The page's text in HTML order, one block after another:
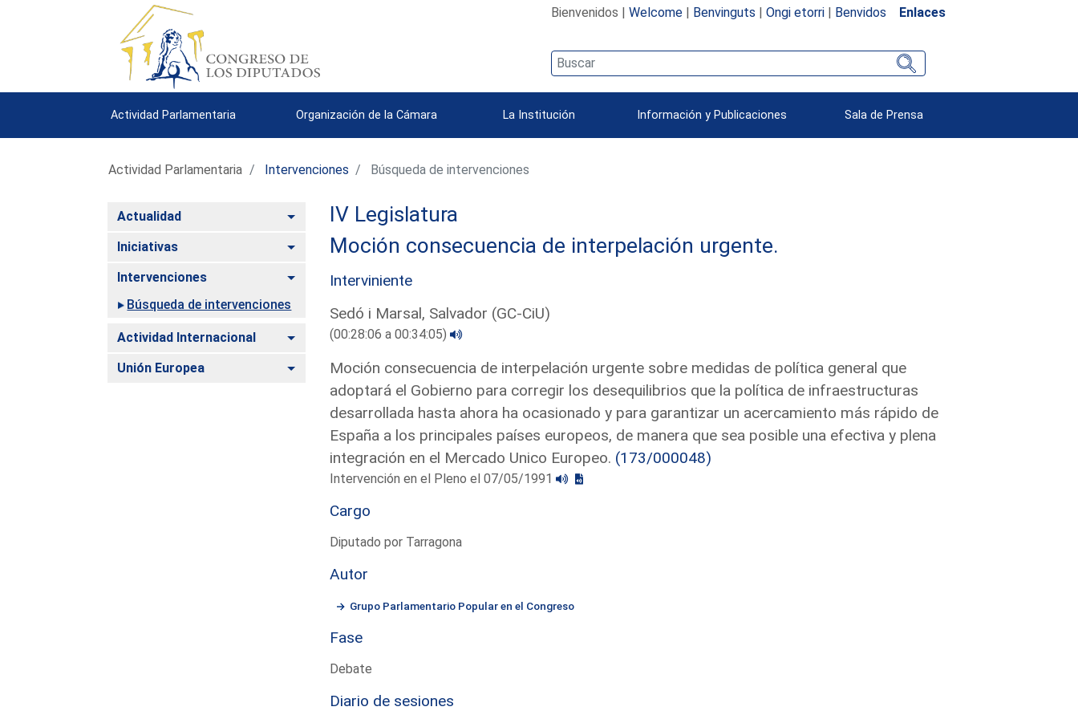
Bienvenidos | Welcome| Benvinguts | Ongi etorri| Benvidos Enlaces
Actividad Parlamentaria Organización de la Cámara La Institución Información y Publicaciones Sala de Prensa
Actividad Parlamentaria Intervenciones Búsqueda de intervenciones
Actualidad Alternar
Iniciativas Alternar
Intervenciones
Alternar
Búsqueda de intervenciones
Actividad Internacional Alternar
Unión Europea Alternar
IV Legislatura
Moción consecuencia de interpelación urgente.
Interviniente
Sedó i Marsal, Salvador (GC-CiU)
(00:28:06 a 00:34:05)
Moción consecuencia de interpelación urgente sobre medidas de política general que
adoptará el Gobierno para corregir los desequilibrios que la política de infraestructuras
desarrollada hasta ahora ha ocasionado y para garantizar un acercamiento más rápido de
España a los principales países europeos, de manera que sea posible una efectiva y plena
integración en el Mercado Unico Europeo. (173/000048)
Intervención en el Pleno el 07/05/1991
Cargo
Diputado por Tarragona
Autor
Grupo Parlamentario Popular en el Congreso
Fase
Debate
Diario de sesiones